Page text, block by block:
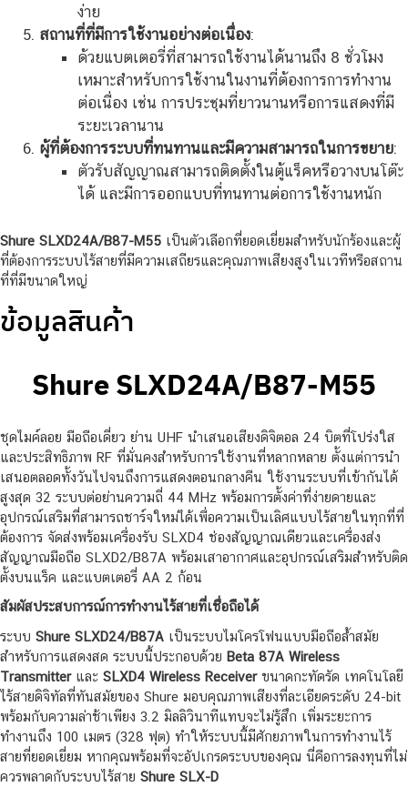
ง่าย
สถานที่ที่มีการใช้งานอย่างต่อเนื่อง:
ด้วยแบตเตอรี่ที่สามารถใช้งานได้นานถึง 8 ชั่วโมง
เหมาะสำหรับการใช้งานในงานที่ต้องการการทำงาน
ต่อเนื่อง เช่น การประชุมที่ยาวนานหรือการแสดงที่มี
ระยะเวลานาน
ผู้ที่ต้องการระบบที่ทนทานและมีความสามารถในการขยาย:
ตัวรับสัญญาณสามารถติดตั้งในตู้แร็คหรือวางบนโต๊ะ
ได้ และมีการออกแบบที่ทนทานต่อการใช้งานหนัก
Shure SLXD24A/B87-M55 เป็นตัวเลือกที่ยอดเยี่ยมสำหรับนักร้องและผู้
ที่ต้องการระบบไร้สายที่มีความเสถียรและคุณภาพเสียงสูงในเวทีหรือสถาน
ที่ที่มีขนาดใหญ่
ข้อมูลสินค้า
Shure SLXD24A/B87-M55
ชุดไมค์ลอย มือถือเดี่ยว ย่าน UHF นำเสนอเสียงดิจิตอล 24 บิตที่โปร่งใส
และประสิทธิภาพ RF ที่มั่นคงสำหรับการใช้งานที่หลากหลาย ตั้งแต่การนำ
เสนอตลอดทั้งวันไปจนถึงการแสดงตอนกลางคืน ใช้งานระบบที่เข้ากันได้
สูงสุด 32 ระบบต่อย่านความถี่ 44 MHz พร้อมการตั้งค่าที่ง่ายดายและ
อุปกรณ์เสริมที่สามารถชาร์จใหม่ได้เพื่อความเป็นเลิศแบบไร้สายในทุกที่ที่
ต้องการ จัดส่งพร้อมเครื่องรับ SLXD4 ช่องสัญญาณเดียวและเครื่องส่ง
สัญญาณมือถือ SLXD2/B87A พร้อมเสาอากาศและอุปกรณ์เสริมสำหรับติด
ตั้งบนแร็ค และแบตเตอรี่ AA 2 ก้อน
สัมผัสประสบการณ์การทำงานไร้สายที่เชื่อถือได้
ระบบ Shure SLXD24/B87A เป็นระบบไมโครโฟนแบบมือถือล้ำสมัย
สำหรับการแสดงสด ระบบนี้ประกอบด้วย Beta 87A Wireless
Transmitterและ SLXD4 Wireless Receiverขนาดกะทัดรัด เทคโนโลยี
ไร้สายดิจิทัลที่ทันสมัยของ Shure มอบคุณภาพเสียงที่ละเอียดระดับ 24-bit
พร้อมกับความล่าช้าเพียง 3.2 มิลลิวินาทีแทบจะไม่รู้สึก เพิ่มระยะการ
ทำงานถึง 100 เมตร (328 ฟุต) ทำให้ระบบนี้มีศักยภาพในการทำงานไร้
สายที่ยอดเยี่ยม หากคุณพร้อมที่จะอัปเกรดระบบของคุณ นี่คือการลงทุนที่ไม่
ควรพลาดกับระบบไร้สาย Shure SLX-D